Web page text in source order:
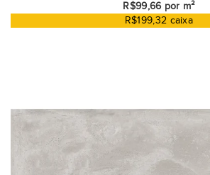
R$99,66 por m²
R$199,32 caixa